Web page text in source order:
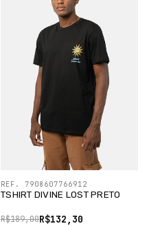
TSHIRT DIVINE LOST PRETO
R$132,30
R$189,00
REF. 7908607766912